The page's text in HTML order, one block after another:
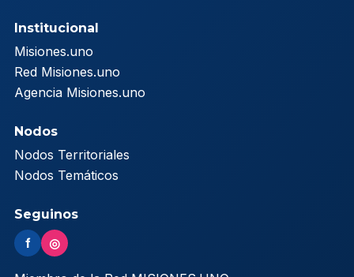
Institucional
Misiones.uno
Red Misiones.uno
Agencia Misiones.uno
Nodos
Nodos Territoriales
Nodos Temáticos
Seguinos
f ◎